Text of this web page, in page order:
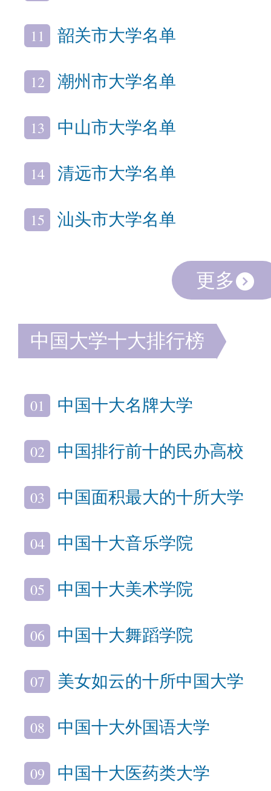
11 韶关市大学名单
12 潮州市大学名单
13 中山市大学名单
14 清远市大学名单
15 汕头市大学名单
更多
中国大学十大排行榜
01 中国十大名牌大学
02 中国排行前十的民办高校
03 中国面积最大的十所大学
04 中国十大音乐学院
05 中国十大美术学院
06 中国十大舞蹈学院
07 美女如云的十所中国大学
08 中国十大外国语大学
09 中国十大医药类大学